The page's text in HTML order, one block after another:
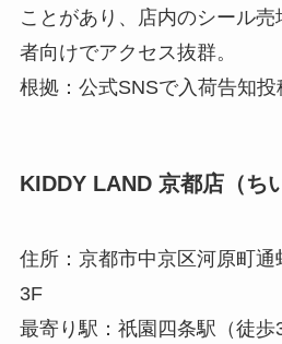
ことがあり、店内のシール
者向けでアクセス抜群。
根拠：公式SNSで入荷告知投
KIDDY LAND 京都店（ち
住所：京都市中京区河原町
3F
最寄り駅：祇園四条駅（徒歩